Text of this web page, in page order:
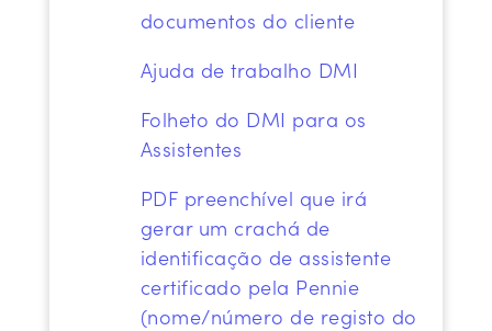
documentos do cliente
Ajuda de trabalho DMI
Folheto do DMI para os
Assistentes
PDF preenchível que irá
gerar um crachá de
identificação de assistente
certificado pela Pennie
(nome/número de registo do